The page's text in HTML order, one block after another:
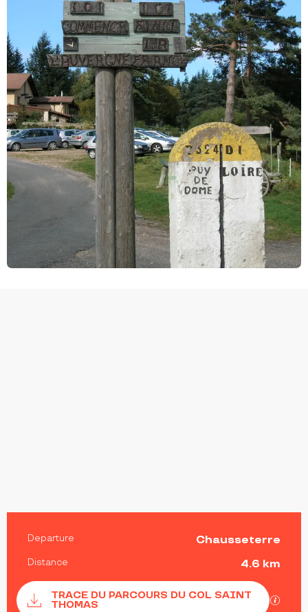
PRACTICAL INFORMATION
Departure Chausseterre
Distance 4.6 km
Documentation
TRACE DU PARCOURS DU COL SAINT
THOMAS
GPX